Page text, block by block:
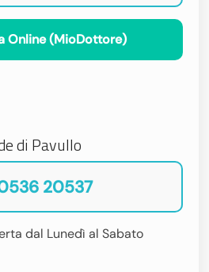
Online (MioDottore)
di Pavullo
20537
dal Lunedì al Sabato